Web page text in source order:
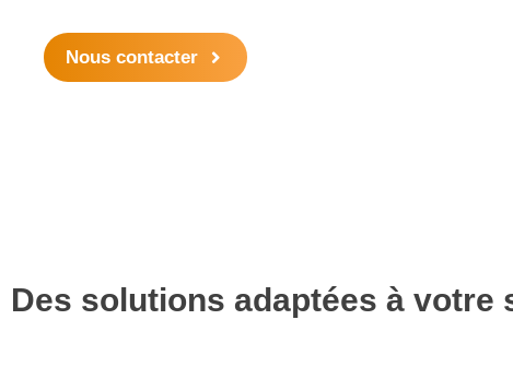
Nous contacter
Des solutions adaptées à votre